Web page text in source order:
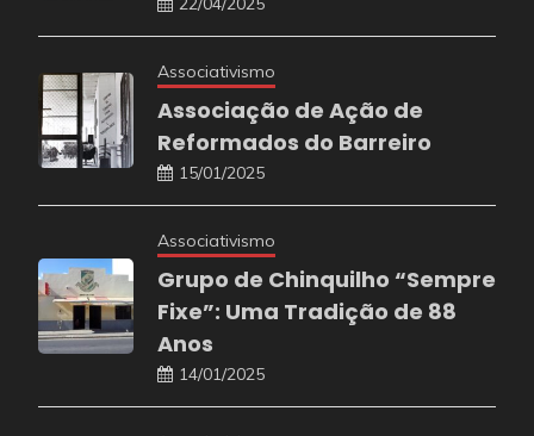
Associativismo
Associação de Ação de
Reformados do Barreiro
15/01/2025
Associativismo
Grupo de Chinquilho “Sempre
Fixe”: Uma Tradição de 88
Anos
14/01/2025